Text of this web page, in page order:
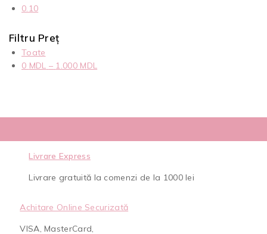
0.10
Filtru Preț
Toate
0 MDL – 1.000 MDL
Livrare Express
Livrare gratuită la comenzi de la 1000 lei
Achitare Online Securizată
VISA, MasterCard,